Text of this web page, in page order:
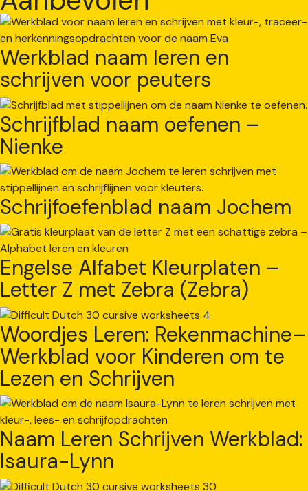
Werkblad naam leren en
schrijven voor peuters
Schrijfblad naam oefenen –
Nienke
Schrijfoefenblad naam Jochem
Engelse Alfabet Kleurplaten –
Letter Z met Zebra (Zebra)
Woordjes Leren: Rekenmachine–
Werkblad voor Kinderen om te
Lezen en Schrijven
Naam Leren Schrijven Werkblad:
Isaura-Lynn